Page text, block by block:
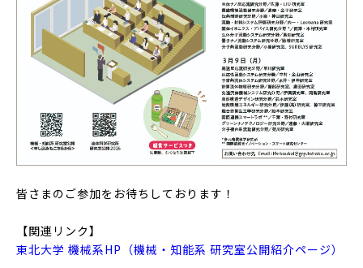
皆さまのご参加をお待ちしております！
【関連リンク】
東北大学 機械系HP（機械・知能系 研究室公開紹介ページ）